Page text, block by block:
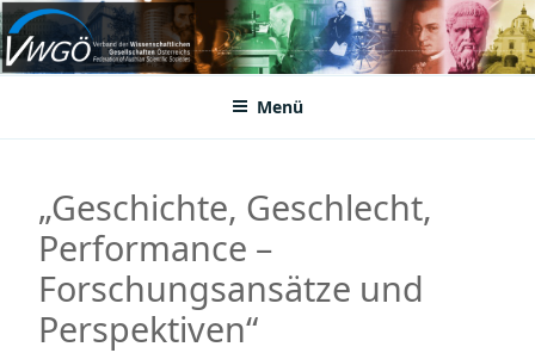
Zum
Inhalt
springenVWGÖ
Federation of Austrian Scientific Societies
Menü
„Geschichte, Geschlecht,
Performance –
Forschungsansätze und
Perspektiven“